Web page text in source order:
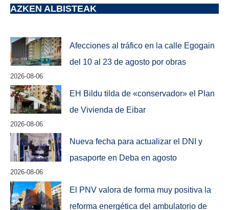
AZKEN ALBISTEAK
Afecciones al tráfico en la calle Egogain
del 10 al 23 de agosto por obras
2026-08-06
EH Bildu tilda de «conservador» el Plan
de Vivienda de Eibar
2026-08-06
Nueva fecha para actualizar el DNI y
pasaporte en Deba en agosto
2026-08-06
El PNV valora de forma muy positiva la
reforma energética del ambulatorio de